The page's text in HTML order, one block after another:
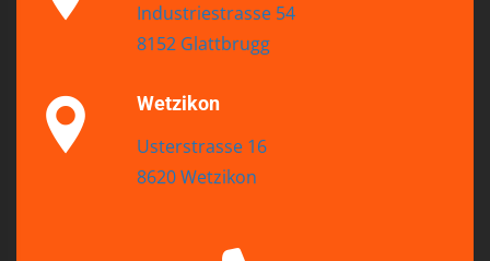
Industriestrasse 54
8152 Glattbrugg
Wetzikon
Usterstrasse 16
8620 Wetzikon